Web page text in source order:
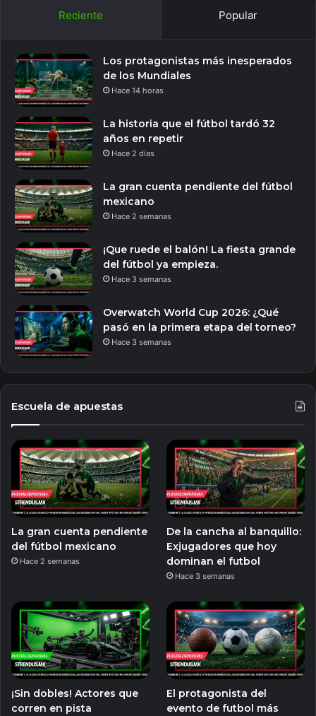
Reciente Popular
Los protagonistas más inesperados
de los Mundiales
Hace 14 horas
La historia que el fútbol tardó 32
años en repetir
Hace 2 días
La gran cuenta pendiente del fútbol
mexicano
Hace 2 semanas
¡Que ruede el balón! La fiesta grande
del fútbol ya empieza.
Hace 3 semanas
Overwatch World Cup 2026: ¿Qué
pasó en la primera etapa del torneo?
Hace 3 semanas
Escuela de apuestas
La gran cuenta pendiente
del fútbol mexicano
Hace 2 semanas
De la cancha al banquillo:
Exjugadores que hoy
dominan el futbol
Hace 3 semanas
¡Sin dobles! Actores que
corren en pista
El protagonista del
evento de futbol más